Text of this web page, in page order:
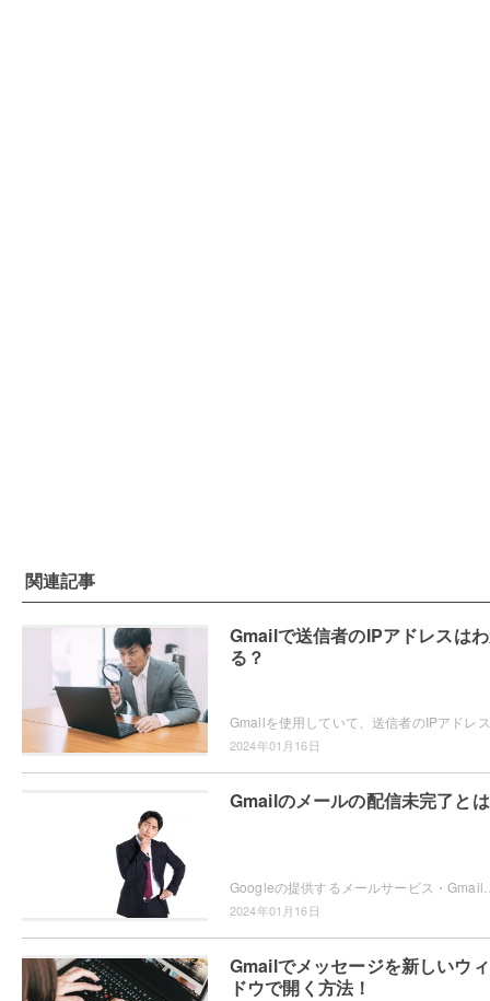
関連記事
Gmailで送信者のIPアドレスは
る？
2024年01月16日
Gmailのメールの配信未完了と
2024年01月16日
Gmailでメッセージを新しいウ
ドウで開く方法！